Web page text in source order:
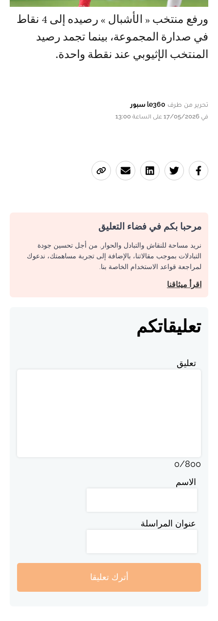
ورفع منتخب « الأشبال » رصيده إلى 4 نقاط
في صدارة المجموعة، بينما تجمد رصيد
المنتخب الإثيوبي عند نقطة واحدة.
تحرير من طرف le360 سبور
في 17/05/2026 على الساعة 13:00
مرحبا بكم في فضاء التعليق
نريد مساحة للنقاش والتبادل والحوار. من أجل تحسين جودة
التبادلات بموجب مقالاتنا، بالإضافة إلى تجربة مساهمتك، ندعوك
لمراجعة قواعد الاستخدام الخاصة بنا.
اقرأ ميثاقنا
تعليقاتكم
تعليق
0/800
الاسم
عنوان المراسلة
أترك تعليقا